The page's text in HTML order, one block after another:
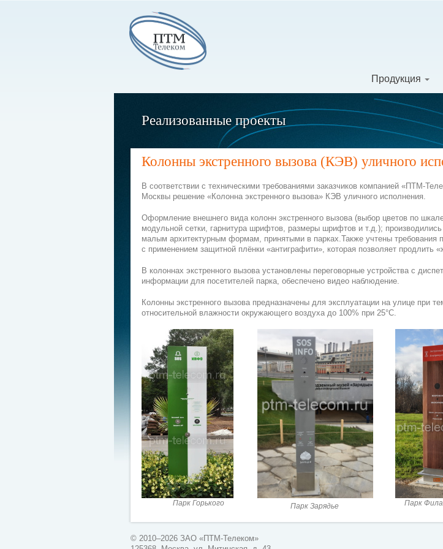
Продукция
Реализованные проекты
Колонны экстренного вызова (КЭВ) уличного
В соответствии с техническими требованиями заказчиков компанией «ПТМ-
Москвы решение «Колонна экстренного вызова» КЭВ уличного исполнения.
Оформление внешнего вида колонн экстренного вызова (выбор цветов по
модульной сетки, гарнитура шрифтов, размеры шрифтов и т.д.);
малым архитектурным формам, принятыми в парках.Также учтены требования
с применением защитной плёнки «антиграфити», которая позволяет продлить
В колоннах экстренного вызова установлены переговорные устройства с
информации для посетителей парка, обеспечено видео наблюдение.
Колонны экстренного вызова предназначены для эксплуатации на улице при
относительной влажности окружающего воздуха до 100% при 25°С.
Парк Горького Парк Зарядье Парк
© 2010–2026 ЗАО «ПТМ-Телеком»